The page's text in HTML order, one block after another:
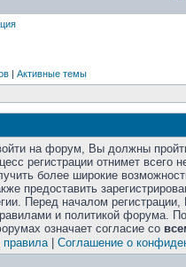
| Активные темы
на форум, Вы должны
регистрации отнимет всего
более широкие
предоставить
Перед началом
и политикой форума.
означает согласие со
| Соглашение о